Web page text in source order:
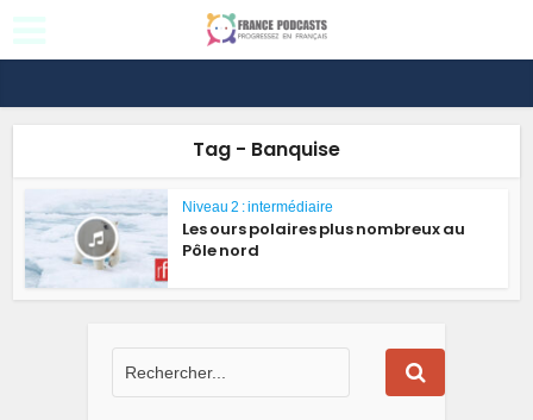
Tag - Banquise
Niveau 2 : intermédiaire
Les ours polaires plus nombreux au
Pôle nord